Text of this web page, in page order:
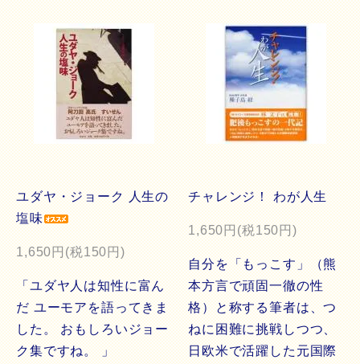
ユダヤ・ジョーク 人生の
塩味
1,650円(税150円)
「ユダヤ人は知性に富ん
だ ユーモアを語ってきま
した。 おもしろいジョー
ク集ですね。 」
チャレンジ！ わが人生
1,650円(税150円)
自分を「もっこす」（熊
本方言で頑固一徹の性
格）と称する筆者は、つ
ねに困難に挑戦しつつ、
日欧米で活躍した元国際